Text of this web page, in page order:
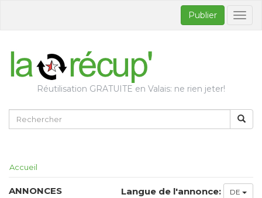
Publier
Réutilisation GRATUITE en Valais: ne rien jeter!
Accueil
ANNONCES Langue de l'annonce: DE